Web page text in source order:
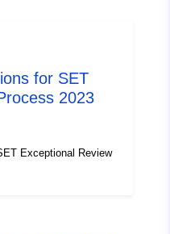
for SET
2023
Exceptional Review